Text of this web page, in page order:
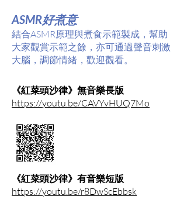
ASMR好煮意
結合ASMR原理與煮食示範製成，幫助
大家觀賞示範之餘，亦可通過聲音刺激
大腦，調節情緒，歡迎觀看。
《紅菜頭沙律》無音樂長版
https://youtu.be/CAVYvHUQ7Mo
《紅菜頭沙律》有音樂短版
https://youtu.be/r8DwScEbbsk